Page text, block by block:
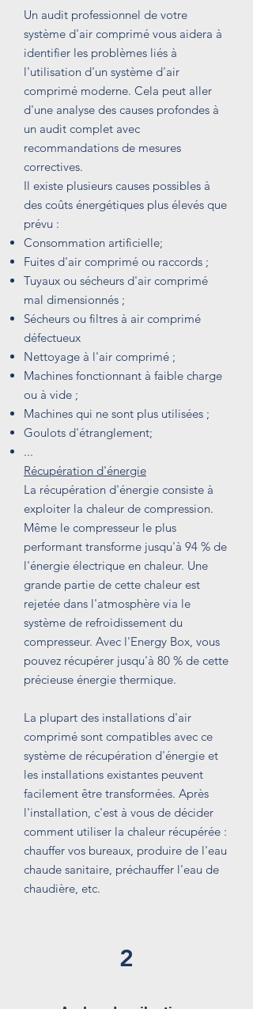
Un audit professionnel de votre
système d'air comprimé vous aidera à
identifier les problèmes liés à
l'utilisation d'un système d'air
comprimé moderne. Cela peut aller
d'une analyse des causes profondes à
un audit complet avec
recommandations de mesures
correctives.
Il existe plusieurs causes possibles à
des coûts énergétiques plus élevés que
prévu :
Consommation artificielle;
Fuites d'air comprimé ou raccords ;
Tuyaux ou sécheurs d'air comprimé
mal dimensionnés ;
Sécheurs ou filtres à air comprimé
défectueux
Nettoyage à l'air comprimé ;
Machines fonctionnant à faible charge
ou à vide ;
Machines qui ne sont plus utilisées ;
Goulots d'étranglement;
...
Récupération d'énergie
La récupération d'énergie consiste à
exploiter la chaleur de compression.
Même le compresseur le plus
performant transforme jusqu'à 94 % de
l'énergie électrique en chaleur. Une
grande partie de cette chaleur est
rejetée dans l'atmosphère via le
système de refroidissement du
compresseur. Avec l'Energy Box, vous
pouvez récupérer jusqu'à 80 % de cette
précieuse énergie thermique.
La plupart des installations d'air
comprimé sont compatibles avec ce
système de récupération d'énergie et
les installations existantes peuvent
facilement être transformées. Après
l'installation, c'est à vous de décider
comment utiliser la chaleur récupérée :
chauffer vos bureaux, produire de l'eau
chaude sanitaire, préchauffer l'eau de
chaudière, etc.
2